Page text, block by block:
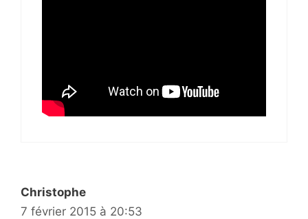
Christophe
7 février 2015 à 20:53